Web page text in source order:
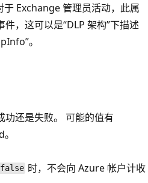
Exchange 管理员活动，此属
，这可以是“DLP 架构”下描述
。
还是失败。 可能的值有
false 时，不会向 Azure 帐户计收